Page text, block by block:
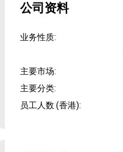
公司资料
业务性质:
主要市场:
主要分类:
员工人数 (香港):